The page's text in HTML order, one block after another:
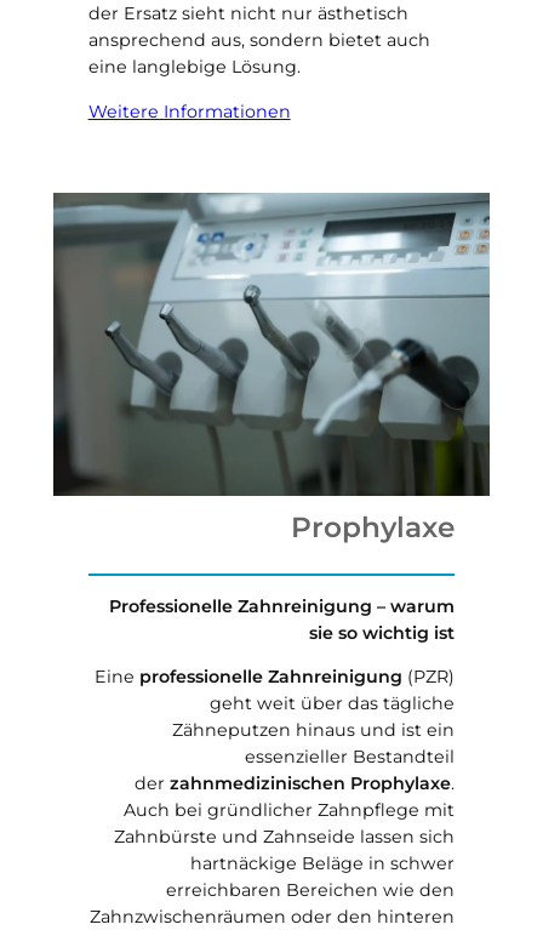
der Ersatz sieht nicht nur ästhetisch
ansprechend aus, sondern bietet auch
eine langlebige Lösung.
Weitere Informationen
Prophylaxe
Professionelle Zahnreinigung – warum
sie so wichtig ist
Eine professionelle Zahnreinigung (PZR)
geht weit über das tägliche
Zähneputzen hinaus und ist ein
essenzieller Bestandteil
derzahnmedizinischen Prophylaxe.
Auch bei gründlicher Zahnpflege mit
Zahnbürste und Zahnseide lassen sich
hartnäckige Beläge in schwer
erreichbaren Bereichen wie den
Zahnzwischenräumen oder den hinteren